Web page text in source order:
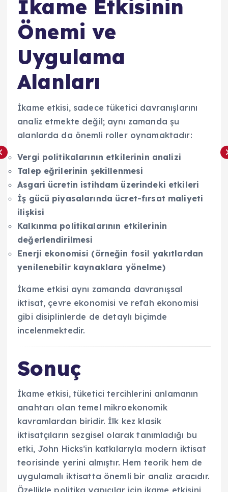
İkame Etkisinin
Önemi ve
Uygulama
Alanları
İkame etkisi, sadece tüketici davranışlarını
analiz etmekte değil; aynı zamanda şu
alanlarda da önemli roller oynamaktadır:
Vergi politikalarının etkilerinin analizi
Talep eğrilerinin şekillenmesi
Asgari ücretin istihdam üzerindeki etkileri
İş gücü piyasalarında ücret-fırsat maliyeti
ilişkisi
Kalkınma politikalarının etkilerinin
değerlendirilmesi
Enerji ekonomisi (örneğin fosil yakıtlardan
yenilenebilir kaynaklara yönelme)
İkame etkisi aynı zamanda davranışsal
iktisat, çevre ekonomisi ve refah ekonomisi
gibi disiplinlerde de detaylı biçimde
incelenmektedir.
Sonuç
İkame etkisi, tüketici tercihlerini anlamanın
anahtarı olan temel mikroekonomik
kavramlardan biridir. İlk kez klasik
iktisatçıların sezgisel olarak tanımladığı bu
etki, John Hicks’in katkılarıyla modern iktisat
teorisinde yerini almıştır. Hem teorik hem de
uygulamalı iktisatta önemli bir analiz aracıdır.